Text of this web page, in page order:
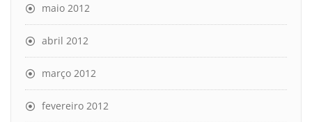
maio 2012
abril 2012
março 2012
fevereiro 2012